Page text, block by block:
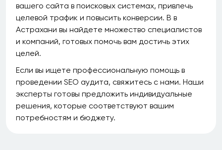
вашего сайта в поисковых системах, привлечь
целевой трафик и повысить конверсии. В в
Астрахани вы найдете множество специалистов
и компаний, готовых помочь вам достичь этих
целей.
Если вы ищете профессиональную помощь в
проведении SEO аудита, свяжитесь с нами. Наши
эксперты готовы предложить индивидуальные
решения, которые соответствуют вашим
потребностям и бюджету.